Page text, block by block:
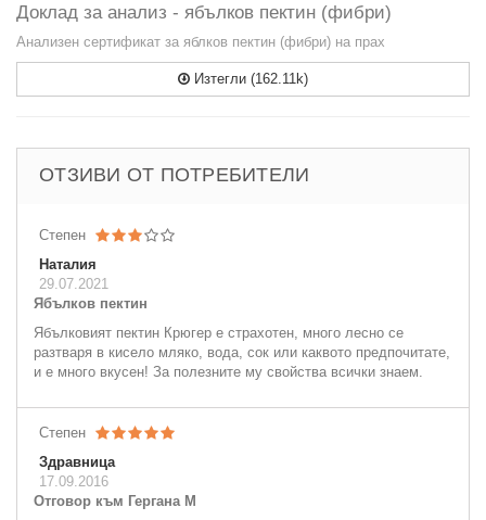
Доклад за анализ - ябълков пектин (фибри)
Анализен сертификат за яблков пектин (фибри) на прах
Изтегли (162.11k)
ОТЗИВИ ОТ ПОТРЕБИТЕЛИ
Степен
Наталия
29.07.2021
Ябълков пектин
Ябълковият пектин Крюгер е страхотен, много лесно се
разтваря в кисело мляко, вода, сок или каквото предпочитате,
и е много вкусен! За полезните му свойства всички знаем.
Степен
Здравница
17.09.2016
Отговор към Гергана М